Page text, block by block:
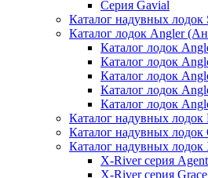
Серия Gavial
Каталог надувных лодок
Каталог лодок Angler
Каталог лодок
Каталог лодок
Каталог лодок
Каталог лодок
Каталог лодок
Каталог надувных лодок
Каталог надувных лодок
Каталог надувных
X-River серия Agent
X-River серия Grace